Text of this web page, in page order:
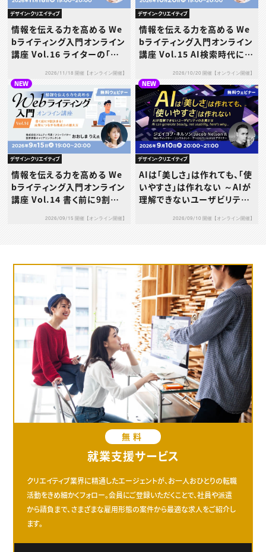
デザイン・クリエイティブ
情報を伝える力を高める We
bライティング入門オンライン
講座 Vol.16 ライターの「値
え方
2026/11/18 開催【オンライン開催】
デザイン・クリエイティブ
情報を伝える力を高める We
bライティング入門オンライン
講座 Vol.15 AI検索時代に
2026/10/20 開催【オンライン開催】
NEW
デザイン・クリエイティブ
情報を伝える力を高める We
bライティング入門オンライン
講座 Vol.14 書く前に9割決
の鍛え方2026/09/15 開催【オンライン開催】
NEW
デザイン・クリエイティブ
AIは「美しさ」は作れても、「使
いやすさ」は作れない ～AIが
理解できないユーザビリティ
2026/09/10 開催【オンライン開催】
無料
就業支援サービス
クリエイティブ業界に精通したエージェントが、お一人おひとりの転職
活動をきめ細かくフォロー。会員にご登録いただくことで、社員や派遣
から請負まで、さまざまな雇用形態の案件から最適な求人をご紹介し
ます。